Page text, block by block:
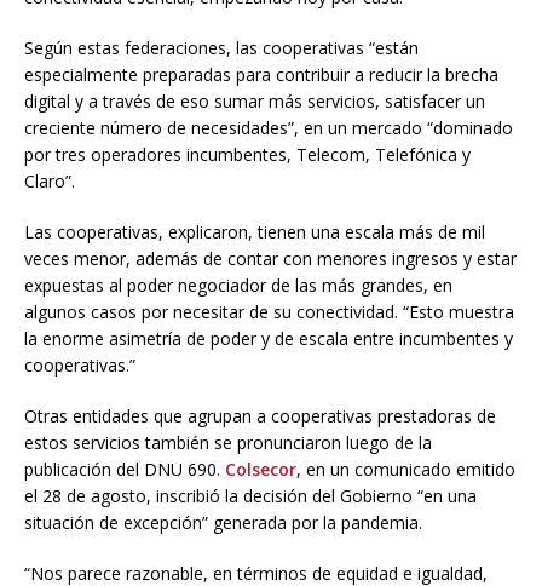
Según estas federaciones, las cooperativas “están
especialmente preparadas para contribuir a reducir la brecha
digital y a través de eso sumar más servicios, satisfacer un
creciente número de necesidades”, en un mercado “dominado
por tres operadores incumbentes, Telecom, Telefónica y
Claro”.
Las cooperativas, explicaron, tienen una escala más de mil
veces menor, además de contar con menores ingresos y estar
expuestas al poder negociador de las más grandes, en
algunos casos por necesitar de su conectividad. “Esto muestra
la enorme asimetría de poder y de escala entre incumbentes y
cooperativas.”
Otras entidades que agrupan a cooperativas prestadoras de
estos servicios también se pronunciaron luego de la
publicación del DNU 690. Colsecor, en un comunicado emitido
el 28 de agosto, inscribió la decisión del Gobierno “en una
situación de excepción” generada por la pandemia.
“Nos parece razonable, en términos de equidad e igualdad,